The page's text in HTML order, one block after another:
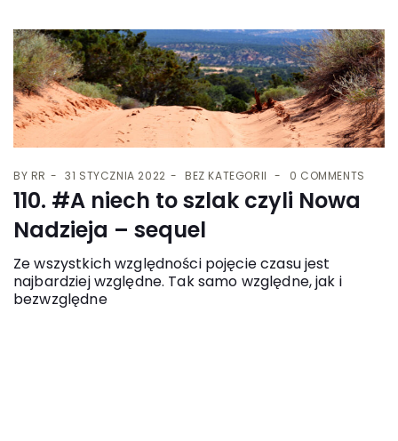
BY RR 31 STYCZNIA 2022 BEZ KATEGORII 0 COMMENTS
110. #A niech to szlak czyli Nowa
Nadzieja – sequel
Ze wszystkich względności pojęcie czasu jest
najbardziej względne. Tak samo względne, jak i
bezwzględne